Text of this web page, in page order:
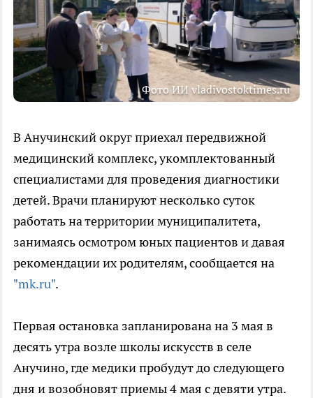
Фото ИИ vladivostoktimes.ru
В Анучинский округ приехал передвижной
медицинский комплекс, укомплектованный
специалистами для проведения диагностики
детей. Врачи планируют несколько суток
работать на территории муниципалитета,
занимаясь осмотром юных пациентов и давая
рекомендации их родителям, сообщается на
"mk.ru".
Первая остановка запланирована на 3 мая в
десять утра возле школы искусств в селе
Анучино, где медики пробудут до следующего
дня и возобновят приемы 4 мая с девяти утра.